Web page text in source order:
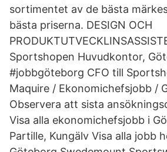
sortimentet av de bästa
bästa priserna. DESIGN OCH
Sportshopen Huvudkontor,
#jobbgöteborg CFO till
Maquire / Ekonomichefsjobb /
Observera att sista
Visa alla ekonomichefsjobb i
Partille, Kungälv Visa alla jobb